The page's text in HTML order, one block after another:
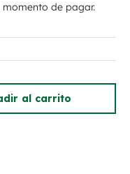
momento de pagar.
al carrito